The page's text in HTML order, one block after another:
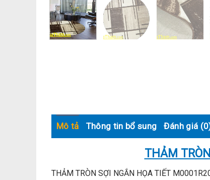
Mô tả Thông tin bổ sung Đánh giá
THẢM
THẢM TRÒN SỢI NGẮN HỌA TIẾT